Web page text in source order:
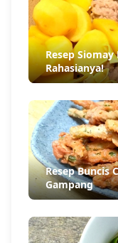
Resep
Rahasianya!
Resep Buncis
Gampang